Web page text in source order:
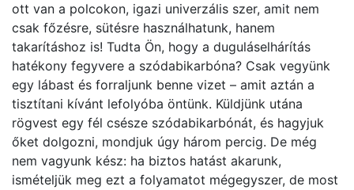
ott van a polcokon, igazi univerzális szer, amit nem
csak főzésre, sütésre használhatunk, hanem
takarításhoz is! Tudta Ön, hogy a duguláselhárítás
hatékony fegyvere a szódabikarbóna? Csak vegyünk
egy lábast és forraljunk benne vizet – amit aztán a
tisztítani kívánt lefolyóba öntünk. Küldjünk utána
rögvest egy fél csésze szódabikarbónát, és hagyjuk
őket dolgozni, mondjuk úgy három percig. De még
nem vagyunk kész: ha biztos hatást akarunk,
ismételjük meg ezt a folyamatot mégegyszer, de most